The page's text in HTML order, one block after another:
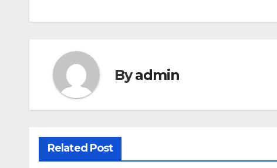
Byadmin
Related Post